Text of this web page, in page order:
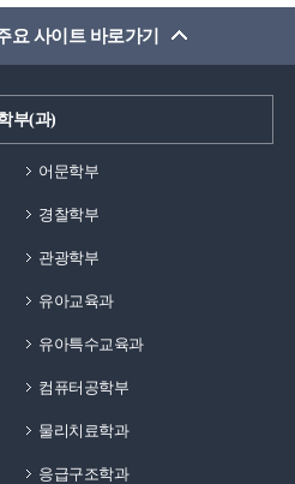
요 사이트 바로가기
부(과)
어문학부
경찰학부
관광학부
유아교육과
유아특수교육과
컴퓨터공학부
물리치료학과
응급구조학과